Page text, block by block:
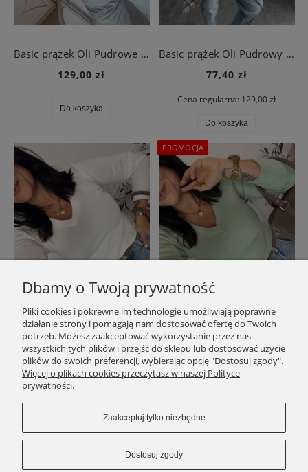
Basic prążek Oli Pudrowe Paseczki
129,00 zł
Do koszyka
Basic prążek Oli Pudrowy Róż
77,40 zł
Cena regularna: 129,00 zł
Do koszyka
Basic prążek Oli serek Biały
129,00 zł 77,40 zł
PROMOCJA
« 1 2 3 »
Dbamy o Twoją prywatność
Pliki cookies i pokrewne im technologie umożliwiają poprawne
działanie strony i pomagają nam dostosować ofertę do Twoich
potrzeb. Możesz zaakceptować wykorzystanie przez nas
wszystkich tych plików i przejść do sklepu lub dostosować użycie
plików do swoich preferencji, wybierając opcję "Dostosuj zgody".
Więcej o plikach cookies przeczytasz w naszej Polityce
prywatności.
Zaakceptuj tylko niezbędne
Dostosuj zgody